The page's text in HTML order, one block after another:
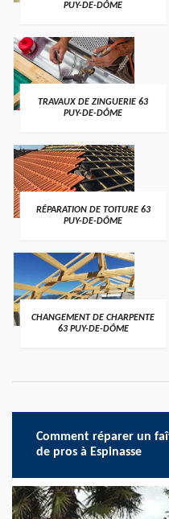
PUY-DE-DÔME
TRAVAUX DE ZINGUERIE 63
PUY-DE-DÔME
RÉPARATION DE TOITURE 63
PUY-DE-DÔME
CHANGEMENT DE CHARPENTE
63 PUY-DE-DÔME
Comment réparer un
de pros à Espinasse